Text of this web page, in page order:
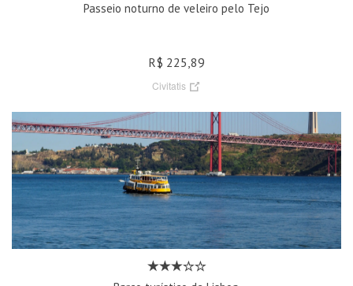
Passeio noturno de veleiro pelo Tejo
R$ 225,89
Civitatis